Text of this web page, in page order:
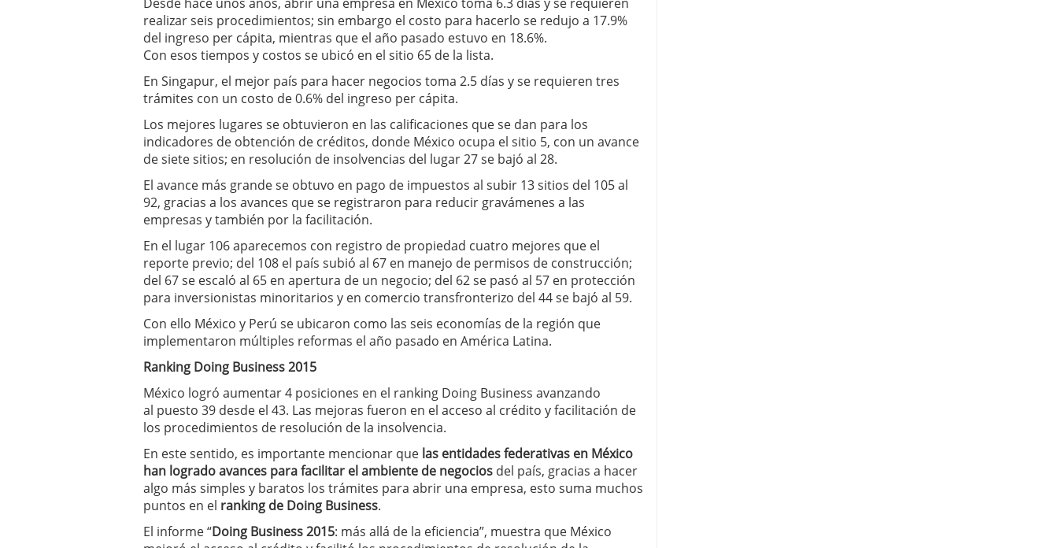
realizar seis procedimientos; sin embargo el costo para hacerlo se redujo a 17.9%
del ingreso per cápita, mientras que el año pasado estuvo en 18.6%.
Con esos tiempos y costos se ubicó en el sitio 65 de la lista.
En Singapur, el mejor país para hacer negocios toma 2.5 días y se requieren tres
trámites con un costo de 0.6% del ingreso per cápita.
Los mejores lugares se obtuvieron en las calificaciones que se dan para los
indicadores de obtención de créditos, donde México ocupa el sitio 5, con un avance
de siete sitios; en resolución de insolvencias del lugar 27 se bajó al 28.
El avance más grande se obtuvo en pago de impuestos al subir 13 sitios del 105 al
92, gracias a los avances que se registraron para reducir gravámenes a las
empresas y también por la facilitación.
En el lugar 106 aparecemos con registro de propiedad cuatro mejores que el
reporte previo; del 108 el país subió al 67 en manejo de permisos de construcción;
del 67 se escaló al 65 en apertura de un negocio; del 62 se pasó al 57 en protección
para inversionistas minoritarios y en comercio transfronterizo del 44 se bajó al 59.
Con ello México y Perú se ubicaron como las seis economías de la región que
implementaron múltiples reformas el año pasado en América Latina.
Ranking Doing Business 2015
México logró aumentar 4 posiciones en el ranking Doing Business avanzando
al puesto 39 desde el 43. Las mejoras fueron en el acceso al crédito y facilitación de
los procedimientos de resolución de la insolvencia.
En este sentido, es importante mencionar que las entidades federativas en México
han logrado avances para facilitar el ambiente de negocios del país, gracias a hacer
algo más simples y baratos los trámites para abrir una empresa, esto suma muchos
puntos en el ranking de Doing Business.
El informe “Doing Business 2015: más allá de la eficiencia”, muestra que México